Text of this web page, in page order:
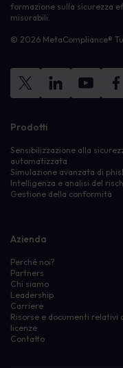
formazione sulla sicurezza
misurabili.
© 2026 MetaCompliance®
Prodotti
Sensibilizzazione alla
automatizzata
Simulazione avanzata di
Intelligenza e analisi del
Gestione della conformità
Azienda
Perché noi?
Partners
Chi siamo
Leadership
Carriere
Risorse e documenti relativi
licenze
Contatto